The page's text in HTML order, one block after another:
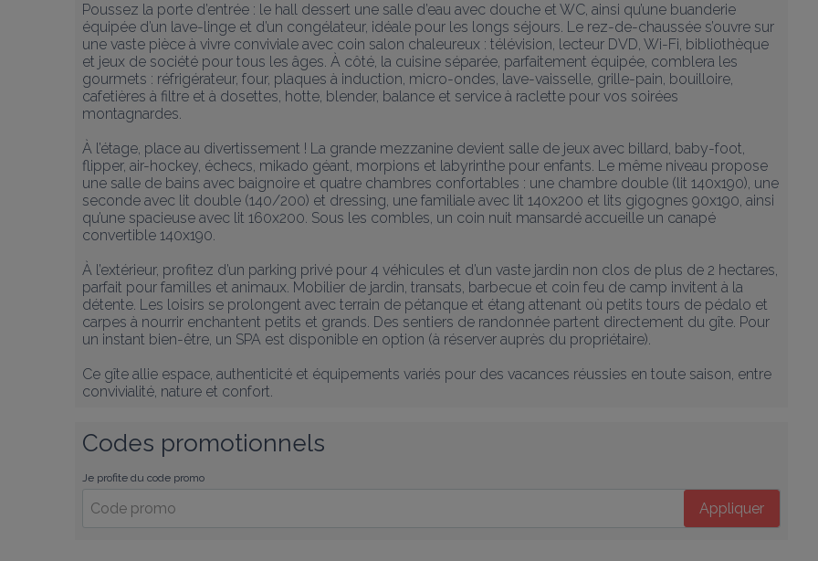
Poussez la porte d’entrée : le hall dessert une salle d’eau avec douche et WC, ainsi qu’une buanderie
équipée d’un lave-linge et d’un congélateur, idéale pour les longs séjours. Le rez-de-chaussée s’ouvre sur
une vaste pièce à vivre conviviale avec coin salon chaleureux : télévision, lecteur DVD, Wi-Fi, bibliothèque
et jeux de société pour tous les âges. À côté, la cuisine séparée, parfaitement équipée, comblera les
gourmets : réfrigérateur, four, plaques à induction, micro-ondes, lave-vaisselle, grille-pain, bouilloire,
cafetières à filtre et à dosettes, hotte, blender, balance et service à raclette pour vos soirées
montagnardes.
À l’étage, place au divertissement ! La grande mezzanine devient salle de jeux avec billard, baby-foot,
flipper, air-hockey, échecs, mikado géant, morpions et labyrinthe pour enfants. Le même niveau propose
une salle de bains avec baignoire et quatre chambres confortables : une chambre double (lit 140x190), une
seconde avec lit double (140/200) et dressing, une familiale avec lit 140x200 et lits gigognes 90x190, ainsi
qu’une spacieuse avec lit 160x200. Sous les combles, un coin nuit mansardé accueille un canapé
convertible 140x190.
À l’extérieur, profitez d’un parking privé pour 4 véhicules et d’un vaste jardin non clos de plus de 2 hectares,
parfait pour familles et animaux. Mobilier de jardin, transats, barbecue et coin feu de camp invitent à la
détente. Les loisirs se prolongent avec terrain de pétanque et étang attenant où petits tours de pédalo et
carpes à nourrir enchantent petits et grands. Des sentiers de randonnée partent directement du gîte. Pour
un instant bien-être, un SPA est disponible en option (à réserver auprès du propriétaire).
Ce gîte allie espace, authenticité et équipements variés pour des vacances réussies en toute saison, entre
convivialité, nature et confort.
Codes promotionnels
Je profite du code promo
Appliquer